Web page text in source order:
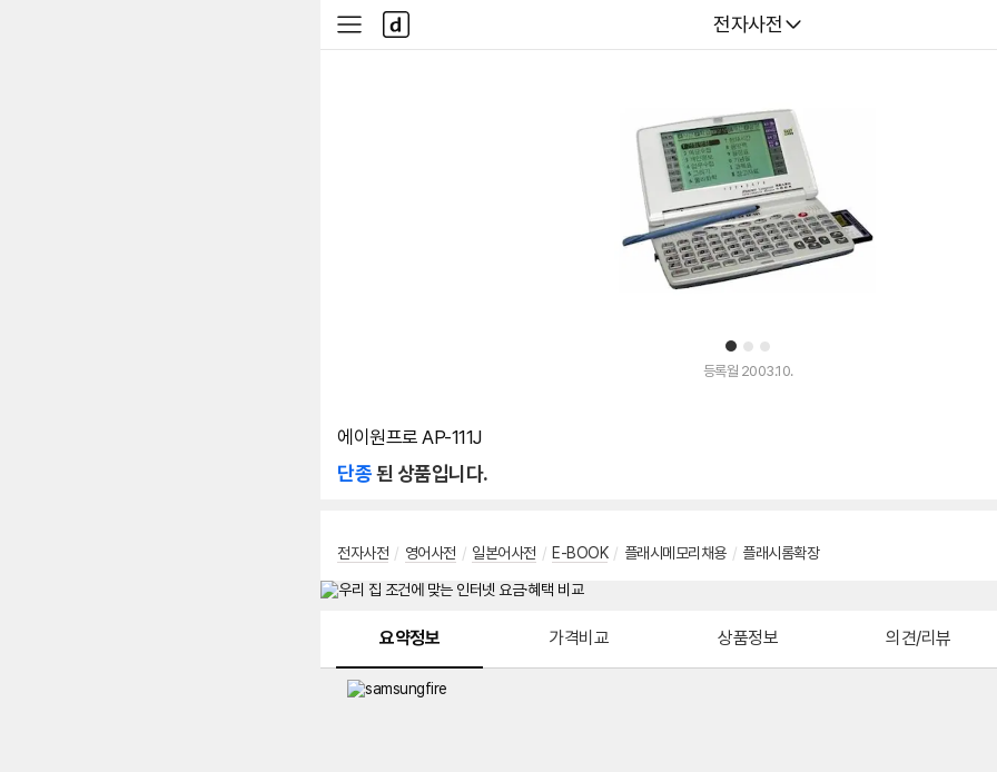
다나와
전자사전
사
이
다
나
와
1 2 3
등록월 2003.10.
에이원프로 AP-111J
단종된 상품입니다.
전자사전 / 영어사전 / 일본어사전 / E-BOOK / 플래시메모리채용 / 플래시롬확장
요약정보 가격비교 상품정보 의견/리뷰